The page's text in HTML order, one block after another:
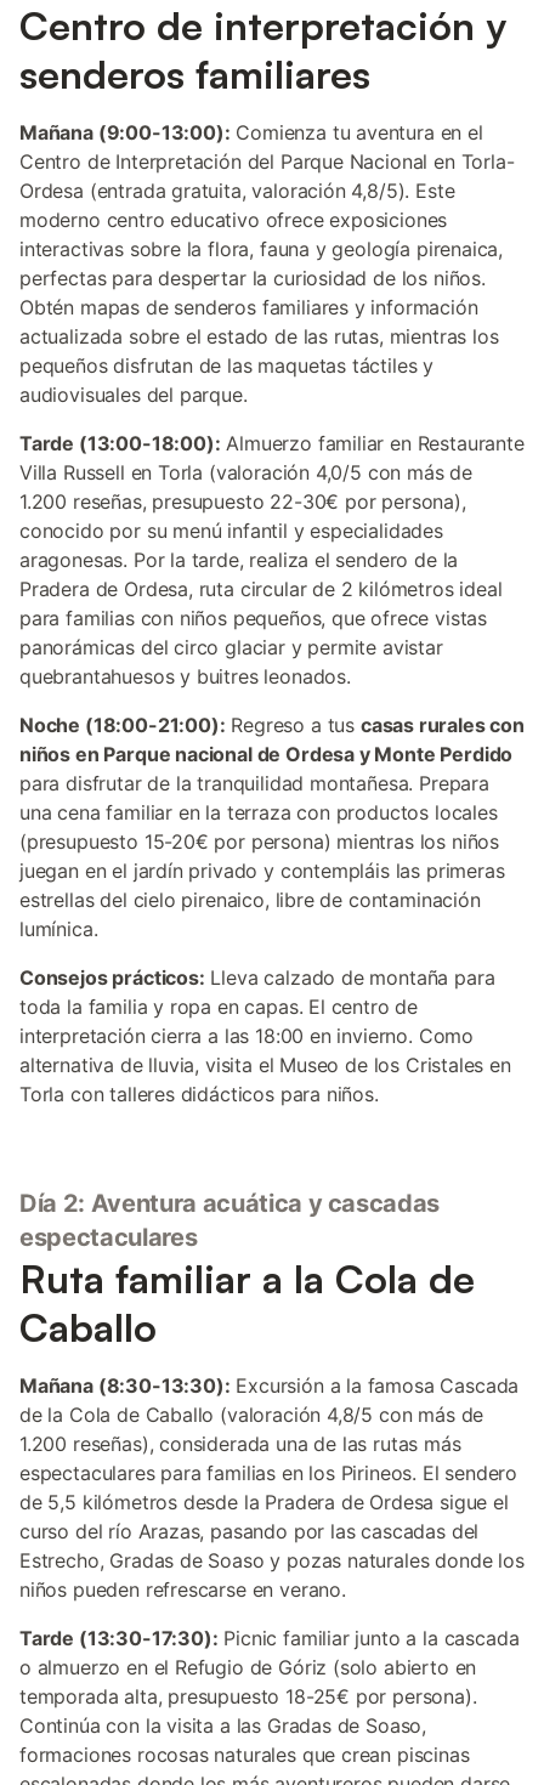
Centro de interpretación y
senderos familiares
Mañana (9:00-13:00): Comienza tu aventura en el
Centro de Interpretación del Parque Nacional en Torla-
Ordesa (entrada gratuita, valoración 4,8/5). Este
moderno centro educativo ofrece exposiciones
interactivas sobre la flora, fauna y geología pirenaica,
perfectas para despertar la curiosidad de los niños.
Obtén mapas de senderos familiares y información
actualizada sobre el estado de las rutas, mientras los
pequeños disfrutan de las maquetas táctiles y
audiovisuales del parque.
Tarde (13:00-18:00): Almuerzo familiar en Restaurante
Villa Russell en Torla (valoración 4,0/5 con más de
1.200 reseñas, presupuesto 22-30€ por persona),
conocido por su menú infantil y especialidades
aragonesas. Por la tarde, realiza el sendero de la
Pradera de Ordesa, ruta circular de 2 kilómetros ideal
para familias con niños pequeños, que ofrece vistas
panorámicas del circo glaciar y permite avistar
quebrantahuesos y buitres leonados.
Noche (18:00-21:00): Regreso a tus casas rurales con
niños en Parque nacional de Ordesa y Monte Perdido
para disfrutar de la tranquilidad montañesa. Prepara
una cena familiar en la terraza con productos locales
(presupuesto 15-20€ por persona) mientras los niños
juegan en el jardín privado y contempláis las primeras
estrellas del cielo pirenaico, libre de contaminación
lumínica.
Consejos prácticos: Lleva calzado de montaña para
toda la familia y ropa en capas. El centro de
interpretación cierra a las 18:00 en invierno. Como
alternativa de lluvia, visita el Museo de los Cristales en
Torla con talleres didácticos para niños.
Día 2: Aventura acuática y cascadas
espectaculares
Ruta familiar a la Cola de
Caballo
Mañana (8:30-13:30): Excursión a la famosa Cascada
de la Cola de Caballo (valoración 4,8/5 con más de
1.200 reseñas), considerada una de las rutas más
espectaculares para familias en los Pirineos. El sendero
de 5,5 kilómetros desde la Pradera de Ordesa sigue el
curso del río Arazas, pasando por las cascadas del
Estrecho, Gradas de Soaso y pozas naturales donde los
niños pueden refrescarse en verano.
Tarde (13:30-17:30): Picnic familiar junto a la cascada
o almuerzo en el Refugio de Góriz (solo abierto en
temporada alta, presupuesto 18-25€ por persona).
Continúa con la visita a las Gradas de Soaso,
formaciones rocosas naturales que crean piscinas